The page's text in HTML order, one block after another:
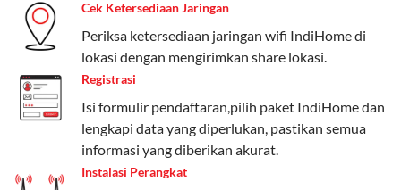
Kelebihan:
Cocok untuk pengguna yang membutuhkan
koneksi internet cepat dan stabil dengan fleksibilitas
kuota. Pilihan harga bervariasi sesuai kebutuhan.
Telkomsel One menyediakan pilihan paket yang
beragam, mulai dari paket hemat hingga premium.
Pengguna bisa memilih sesuai kebutuhan, baik untuk
internet, komunikasi, atau hiburan.
Cek Ketersediaan Jaringan
Periksa ketersediaan jaringan wifi IndiHome di
lokasi dengan mengirimkan share lokasi.
Registrasi
Isi formulir pendaftaran,pilih paket IndiHome dan
lengkapi data yang diperlukan, pastikan semua
informasi yang diberikan akurat.
Instalasi Perangkat